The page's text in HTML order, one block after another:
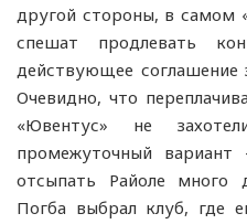
другой стороны, в самом
спешат продлевать
действующее соглашение
Очевидно, что
«Ювентус» не
промежуточный
отсыпать Райоле много
Погба выбрал клуб, где